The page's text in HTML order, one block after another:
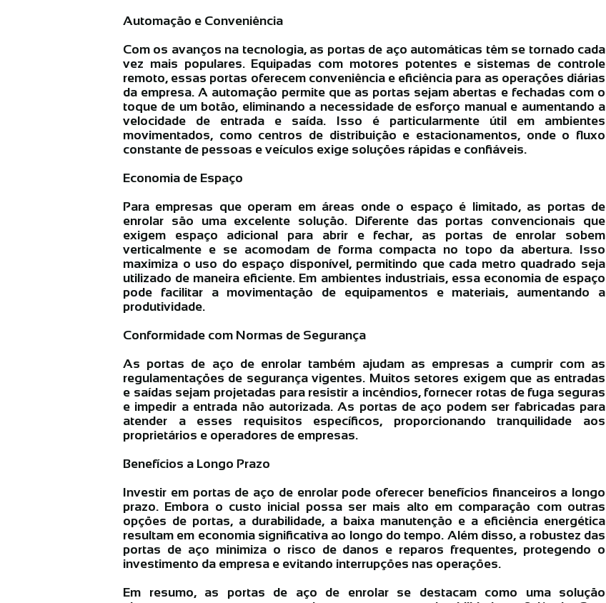
Automação e Conveniência
Com os avanços na tecnologia, as portas de aço automáticas têm se tornado cada
vez mais populares. Equipadas com motores potentes e sistemas de controle
remoto, essas portas oferecem conveniência e eficiência para as operações diárias
da empresa. A automação permite que as portas sejam abertas e fechadas com o
toque de um botão, eliminando a necessidade de esforço manual e aumentando a
velocidade de entrada e saída. Isso é particularmente útil em ambientes
movimentados, como centros de distribuição e estacionamentos, onde o fluxo
constante de pessoas e veículos exige soluções rápidas e confiáveis.
Economia de Espaço
Para empresas que operam em áreas onde o espaço é limitado, as portas de
enrolar são uma excelente solução. Diferente das portas convencionais que
exigem espaço adicional para abrir e fechar, as portas de enrolar sobem
verticalmente e se acomodam de forma compacta no topo da abertura. Isso
maximiza o uso do espaço disponível, permitindo que cada metro quadrado seja
utilizado de maneira eficiente. Em ambientes industriais, essa economia de espaço
pode facilitar a movimentação de equipamentos e materiais, aumentando a
produtividade.
Conformidade com Normas de Segurança
As portas de aço de enrolar também ajudam as empresas a cumprir com as
regulamentações de segurança vigentes. Muitos setores exigem que as entradas
e saídas sejam projetadas para resistir a incêndios, fornecer rotas de fuga seguras
e impedir a entrada não autorizada. As portas de aço podem ser fabricadas para
atender a esses requisitos específicos, proporcionando tranquilidade aos
proprietários e operadores de empresas.
Benefícios a Longo Prazo
Investir em portas de aço de enrolar pode oferecer benefícios financeiros a longo
prazo. Embora o custo inicial possa ser mais alto em comparação com outras
opções de portas, a durabilidade, a baixa manutenção e a eficiência energética
resultam em economia significativa ao longo do tempo. Além disso, a robustez das
portas de aço minimiza o risco de danos e reparos frequentes, protegendo o
investimento da empresa e evitando interrupções nas operações.
Em resumo, as portas de aço de enrolar se destacam como uma solução